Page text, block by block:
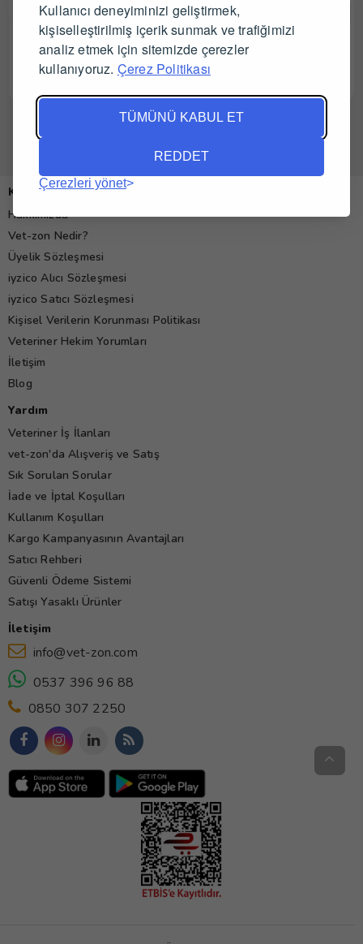
Kullanıcı deneyiminizi geliştirmek,
kişiselleştirilmiş içerik sunmak ve trafiğimizi
analiz etmek için sitemizde çerezler
kullanıyoruz. Çerez Politikası
TÜMÜNÜ KABUL ET
REDDET
Çerezleri yönet
Kerbl 5,5 cm Katgütlü
Meme Sondası 20'li
Tüm Satıcıları Gör
Kruuse Metal Meme
Sondası Enjektöre Takılır 2
Kurumsal
Hakkımızda
Vet-zon Nedir?
Üyelik Sözleşmesi
iyzico Alıcı Sözleşmesi
iyzico Satıcı Sözleşmesi
Kişisel Verilerin Korunması Politikası
Veteriner Hekim Yorumları
İletişim
Blog
Yardım
Veteriner İş İlanları
vet-zon'da Alışveriş ve Satış
Sık Sorulan Sorular
İade ve İptal Koşulları
Kullanım Koşulları
Kargo Kampanyasının Avantajları
Satıcı Rehberi
Güvenli Ödeme Sistemi
Satışı Yasaklı Ürünler
İletişim
info@vet-zon.com
0537 396 96 88
0850 307 2250